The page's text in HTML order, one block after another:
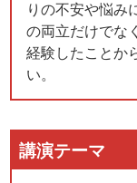
りの不安や悩み
の両立だけでな
経験したことか
い。
講演テーマ